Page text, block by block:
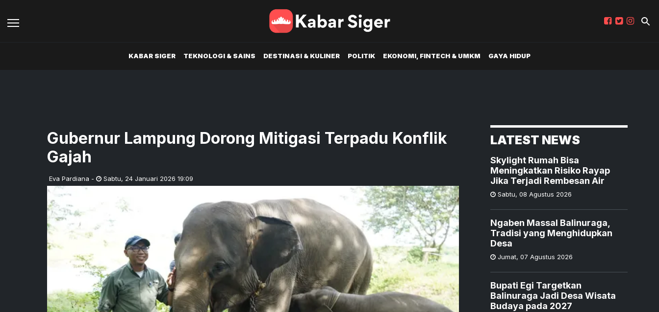
KABAR SIGER TEKNOLOGI & SAINS DESTINASI & KULINER POLITIK EKONOMI, FINTECH & UMKM GAYA HIDUP
Gubernur Lampung Dorong Mitigasi Terpadu Konflik
Gajah
Eva Pardiana - Sabtu, 24 Januari 2026 19:09
LATEST NEWS
Skylight Rumah Bisa
Meningkatkan Risiko Rayap
Jika Terjadi Rembesan Air
Sabtu, 08 Agustus 2026
Ngaben Massal Balinuraga,
Tradisi yang Menghidupkan
Desa
Jumat, 07 Agustus 2026
Bupati Egi Targetkan
Balinuraga Jadi Desa Wisata
Budaya pada 2027